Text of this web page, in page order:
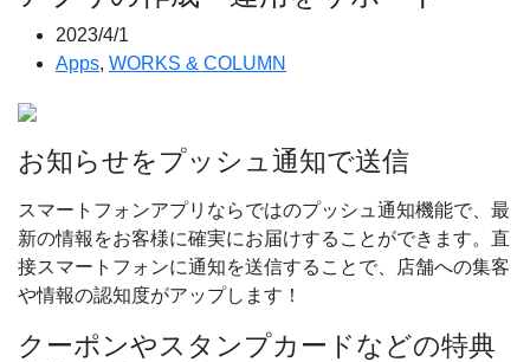
2023/4/1
Apps, WORKS & COLUMN
お知らせをプッシュ通知で送信
スマートフォンアプリならではのプッシュ通知機能で、最
新の情報をお客様に確実にお届けすることができます。直
接スマートフォンに通知を送信することで、店舗への集客
や情報の認知度がアップします！
クーポンやスタンプカードなどの特典